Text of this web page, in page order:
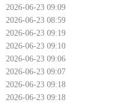
2026-06-23 09:09
2026-06-23 08:59
2026-06-23 09:19
2026-06-23 09:10
2026-06-23 09:06
2026-06-23 09:07
2026-06-23 09:18
2026-06-23 09:18